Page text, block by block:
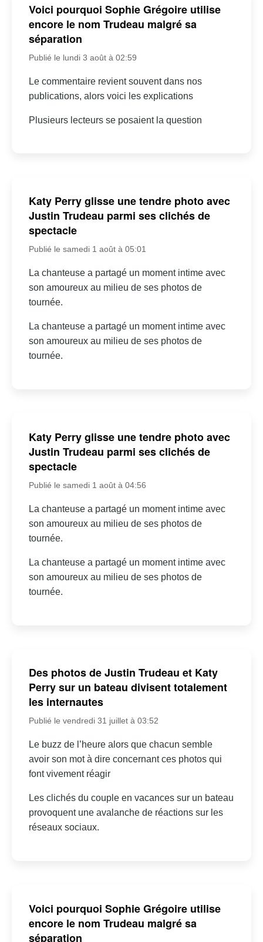
Voici pourquoi Sophie Grégoire utilise
encore le nom Trudeau malgré sa
séparation
Publié le lundi 3 août à 02:59
Le commentaire revient souvent dans nos
publications, alors voici les explications
Plusieurs lecteurs se posaient la question
Katy Perry glisse une tendre photo avec
Justin Trudeau parmi ses clichés de
spectacle
Publié le samedi 1 août à 05:01
La chanteuse a partagé un moment intime avec
son amoureux au milieu de ses photos de
tournée.
La chanteuse a partagé un moment intime avec
son amoureux au milieu de ses photos de
tournée.
Katy Perry glisse une tendre photo avec
Justin Trudeau parmi ses clichés de
spectacle
Publié le samedi 1 août à 04:56
La chanteuse a partagé un moment intime avec
son amoureux au milieu de ses photos de
tournée.
La chanteuse a partagé un moment intime avec
son amoureux au milieu de ses photos de
tournée.
Des photos de Justin Trudeau et Katy
Perry sur un bateau divisent totalement
les internautes
Publié le vendredi 31 juillet à 03:52
Le buzz de l’heure alors que chacun semble
avoir son mot à dire concernant ces photos qui
font vivement réagir
Les clichés du couple en vacances sur un bateau
provoquent une avalanche de réactions sur les
réseaux sociaux.
Voici pourquoi Sophie Grégoire utilise
encore le nom Trudeau malgré sa
séparation